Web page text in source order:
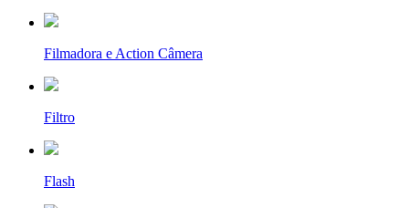
Filmadora e Action Câmera
Filtro
Flash